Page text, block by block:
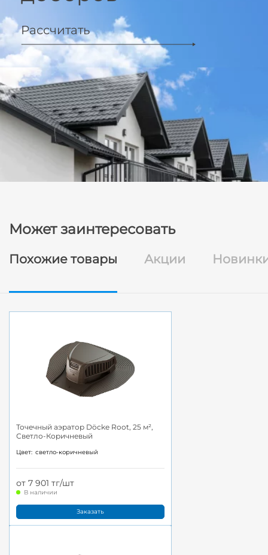
Рассчитать
Может заинтересовать
Похожие товары Акции
Точечный аэратор Döcke Root, 25 м²,
Светло-Коричневый
Цвет: светло-коричневый
от 7 901 тг/шт
В наличии
Заказать